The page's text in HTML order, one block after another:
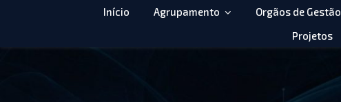
Início Agrupamento Orgãos de Gestão
Projetos